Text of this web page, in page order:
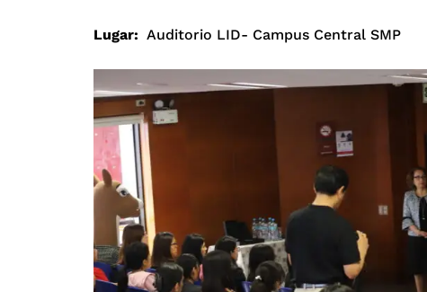
Lugar: Auditorio LID- Campus Central SMP